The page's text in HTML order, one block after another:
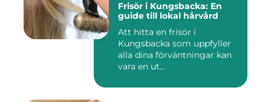
Frisör i Kungsbacka: En
guide till lokal hårvård
Att hitta en frisör i
Kungsbacka som uppfyller
alla dina förväntningar kan
vara en ut...